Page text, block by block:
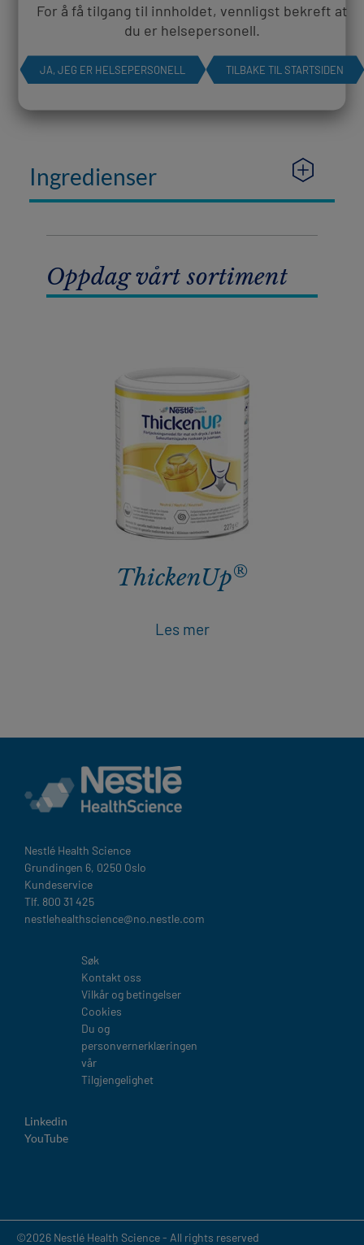
Oppbevaring
Ingredienser
Oppdag vårt sortiment
ThickenUp®
Les mer
Nestlé Health Science​
Grundingen 6, 0250 Oslo
Kundeservice
Tlf. 800 31 425
nestlehealthscience@no.nestle.com​
Legal
Søk
Kontakt oss
Vilkår og betingelser
Cookies
Du og
personvernerklæringen
vår
Tilgjengelighet
Linkedin
YouTube
©2026 Nestlé Health Science - All rights reserved
For å få tilgang til innholdet, vennligst bekreft at
du er helsepersonell.
JA, JEG ER HELSEPERSONELL TILBAKE TIL STARTSIDEN